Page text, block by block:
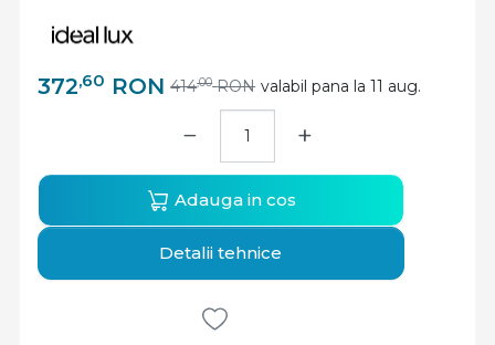
372,60 RON 414,00 RON valabil pana la 11 aug.
− +
Adauga in cos
Detalii tehnice